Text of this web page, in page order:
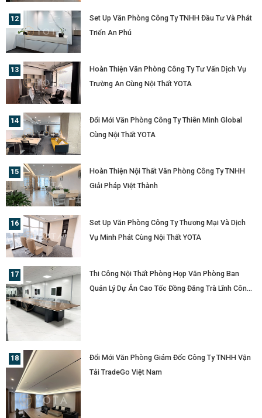
Set Up Văn Phòng Công Ty TNHH Đầu Tư Và Phát
Triển An Phú
Hoàn Thiện Văn Phòng Công Ty Tư Vấn Dịch Vụ
Trường An Cùng Nội Thất YOTA
Đổi Mới Văn Phòng Công Ty Thiên Minh Global
Cùng Nội Thất YOTA
Hoàn Thiện Nội Thất Văn Phòng Công Ty TNHH
Giải Pháp Việt Thành
Set Up Văn Phòng Công Ty Thương Mại Và Dịch
Vụ Minh Phát Cùng Nội Thất YOTA
Thi Công Nội Thất Phòng Họp Văn Phòng Ban
Quản Lý Dự Án Cao Tốc Đồng Đăng Trà Lĩnh Công
Đổi Mới Văn Phòng Giám Đốc Công Ty TNHH Vận
Tải TradeGo Việt Nam